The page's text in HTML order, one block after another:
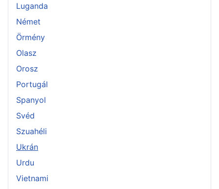
Luganda
Német
Örmény
Olasz
Orosz
Portugál
Spanyol
Svéd
Szuahéli
Ukrán
Urdu
Vietnami